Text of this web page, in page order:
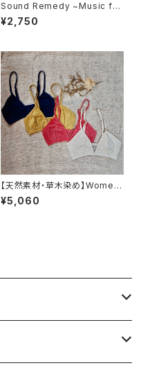
Sound Remedy ~Music for
salon~ / Water Dreams（C
D)
¥2,750
【天然素材・草木染め】Womem
ブラ バンブー
¥5,060